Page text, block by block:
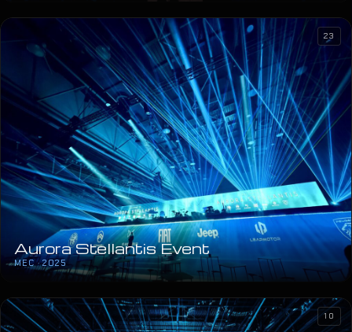
Aurora Stellantis Event
MEC · 2025
23
10